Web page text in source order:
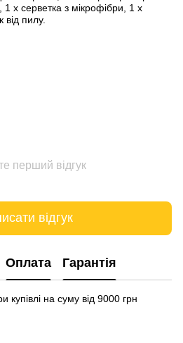
x серветка з мікрофібри, 1 x
від пилу.
перший відгук
відгук
Оплата Гарантія
купівлі на суму від 9000 грн